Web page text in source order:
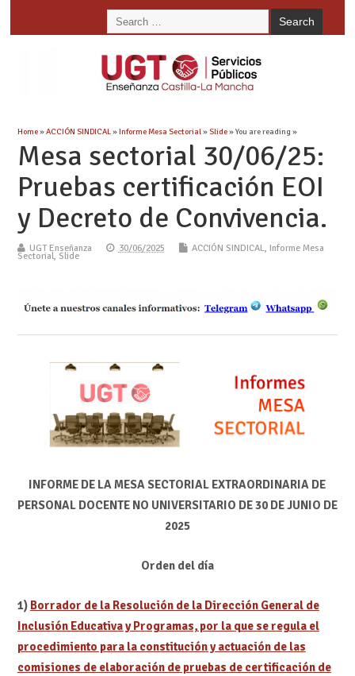
Home»ACCIÓN SINDICAL»Informe Mesa Sectorial»Slide» You are reading »
Mesa sectorial 30/06/25:
Pruebas certificación EOI
y Decreto de Convivencia.
UGT Enseñanza 30/06/2025 ACCIÓN SINDICAL, Informe Mesa
Sectorial, Slide
INFORME DE LA MESA SECTORIAL EXTRAORDINARIA DE
PERSONAL DOCENTE NO UNIVERSITARIO DE 30 DE JUNIO DE
2025
Orden del día
1) Borrador de la Resolución de la Dirección General de
Inclusión Educativa y Programas, por la que se regula el
procedimiento para la constitución y actuación de las
comisiones de elaboración de pruebas de certificación de